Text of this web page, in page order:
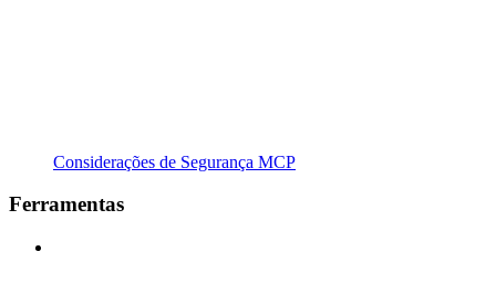
Considerações de Segurança MCP
Ferramentas